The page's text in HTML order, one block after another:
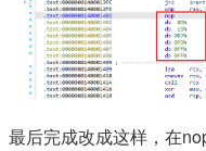
最后完成改成这样，在